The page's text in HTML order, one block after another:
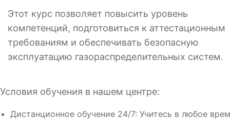
Этот курс позволяет повысить уровень
компетенций, подготовиться к аттестационным
требованиям и обеспечивать безопасную
эксплуатацию газораспределительных систем.
Условия обучения в нашем центре:
Дистанционное обучение 24/7: Учитесь в любое